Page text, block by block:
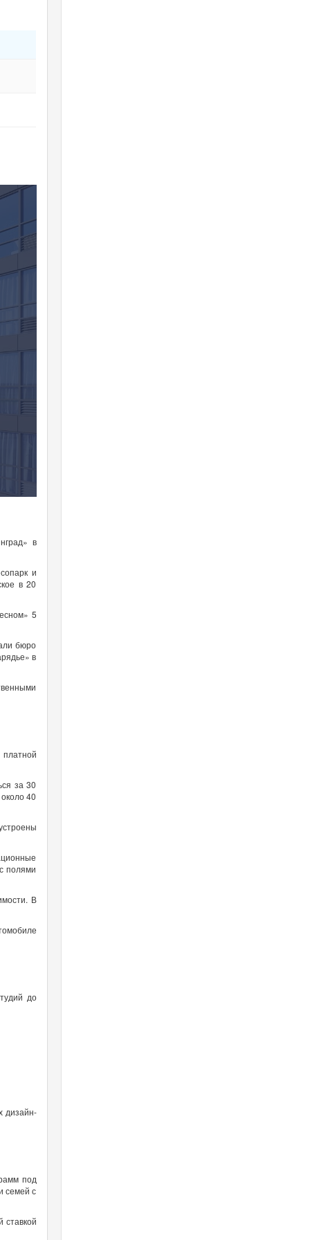
в
и
в 20
5
бюро
в
за 30
40
полями
В
до
дизайн-
под
семей с
ставкой